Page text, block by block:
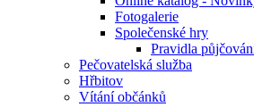
Fotogalerie
Společenské hry
Pravidla
Pečovatelská služba
Hřbitov
Vítání občánků